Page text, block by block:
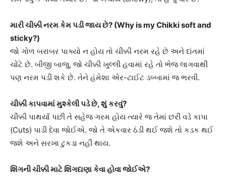
મારી ચીક્કી નરમ કેમ પડી જાય છે? (Why is my Chikki soft and
sticky?)
જો ગોળ બરાબર પાક્યો ન હોય તો ચીક્કી નરમ રહે છે અને દાંતમાં
ચોંટે છે. બીજી બાજુ, જો ચીક્કી ખુલ્લી હવામાં રહે તો ભેજ લાગવાથી
પણ નરમ પડી શકે છે. તેને હંમેશા એર-ટાઈટ ડબ્બામાં જ ભરવી.
ચીક્કી કાપવામાં મુશ્કેલી પડે છે, શું કરવું?
ચીક્કી પાથર્યા પછી તે સહેજ ગરમ હોય ત્યારે જ તેમાં છરી વડે કાપા
(Cuts) પાડી દેવા જોઈએ. જો તે એકવાર ઠંડી થઈ જશે તો કડક થઈ
જશે અને સરખા ટુકડા નહીં થાય.
શિંગની ચીક્કી માટે શિંગદાણા કેવા હોવા જોઈએ?